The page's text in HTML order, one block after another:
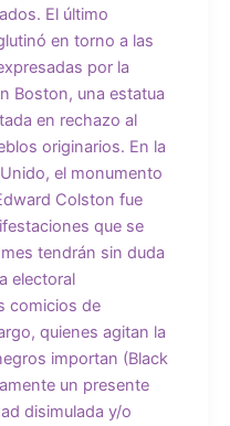
El último
en torno a las
por la
Boston, una estatua
en rechazo al
originarios. En la
el monumento
Colston fue
que se
tendrán sin duda
electoral
comicios de
quienes agitan la
importan (Black
un presente
disimulada y/o